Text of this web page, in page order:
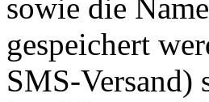
sowie die
gespeichert
SMS-